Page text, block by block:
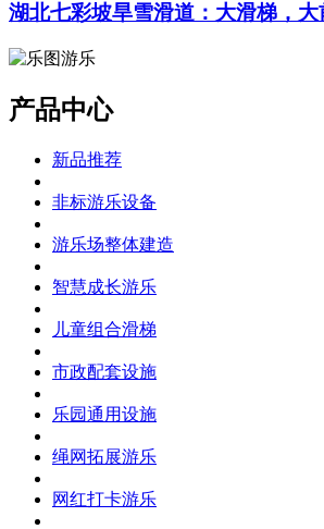
湖北七彩坡旱雪滑道：大滑梯，大
产品中心
新品推荐
非标游乐设备
游乐场整体建造
智慧成长游乐
儿童组合滑梯
市政配套设施
乐园通用设施
绳网拓展游乐
网红打卡游乐